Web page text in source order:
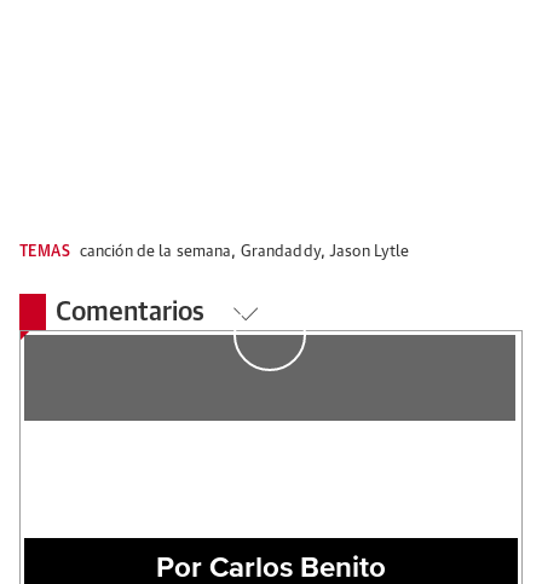
TEMAS canción de la semana, Grandaddy,Jason Lytle
Comentarios
Por Carlos Benito